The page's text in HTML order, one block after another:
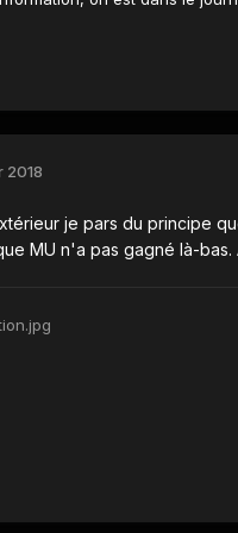
2018
je pars du principe
MU n'a pas gagné là-